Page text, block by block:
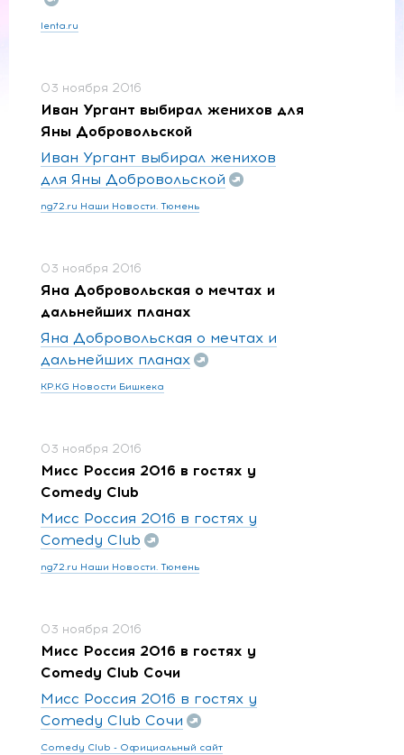
lenta.ru
03 ноября 2016
Иван Ургант выбирал женихов для
Яны Добровольской
Иван Ургант выбирал женихов
для Яны Добровольской
ng72.ru Наши Новости. Тюмень
03 ноября 2016
Яна Добровольская о мечтах и
дальнейших планах
Яна Добровольская о мечтах и
дальнейших планах
KP.KG Новости Бишкека
03 ноября 2016
Мисс Россия 2016 в гостях у
Comedy Club
Мисс Россия 2016 в гостях у
Comedy Club
ng72.ru Наши Новости. Тюмень
03 ноября 2016
Мисс Россия 2016 в гостях у
Comedy Club Сочи
Мисс Россия 2016 в гостях у
Comedy Club Сочи
Comedy Club - Официальный сайт